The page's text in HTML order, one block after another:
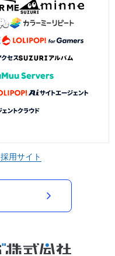
採用サイト